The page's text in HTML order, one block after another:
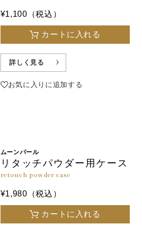
¥1,100（税込）
カートに入れる
詳しく見る
お気に入りに追加する
ムーンパール
リタッチパウダー用ケース
retouch powder case
¥1,980（税込）
カートに入れる